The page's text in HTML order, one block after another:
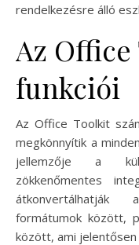
rendelkezésre álló
Az
funkciói
Az Office Toolkit
megkönnyítik a
jellemzője a
zökkenőmentes
átkonvertálhatják
formátumok között,
között, ami